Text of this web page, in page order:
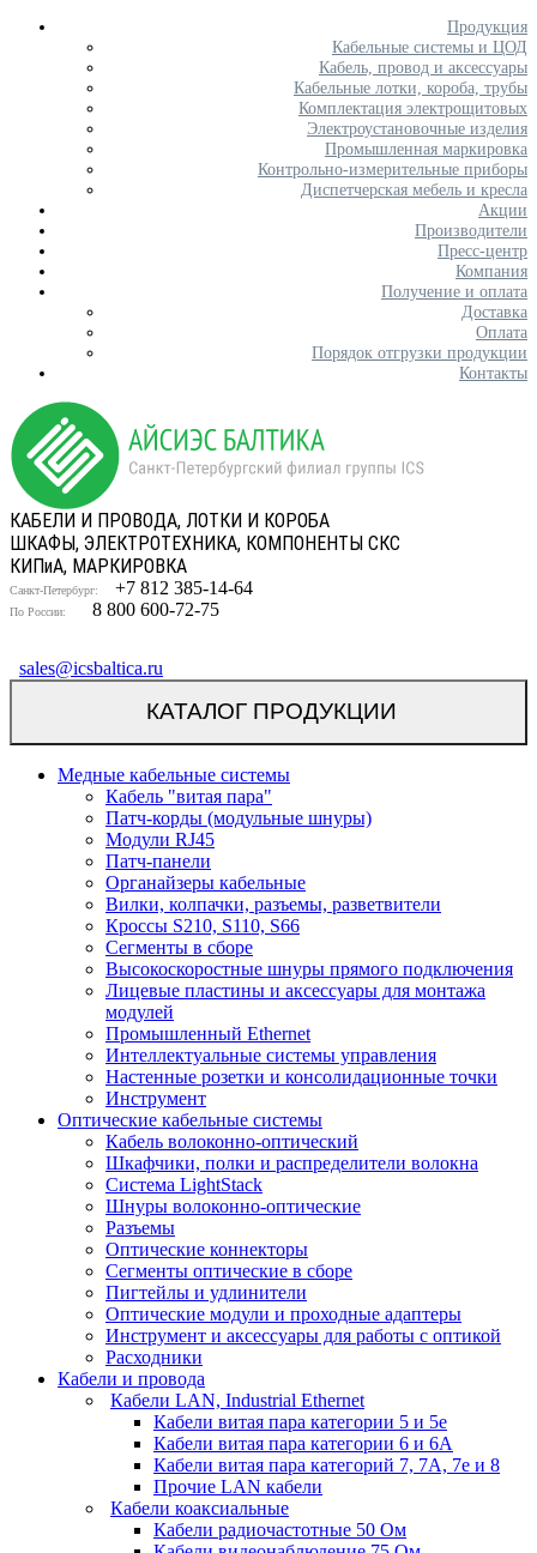
Продукция
Кабельные системы и ЦОД
Кабель, провод и аксессуары
Кабельные лотки, короба, трубы
Комплектация электрощитовых
Электроустановочные изделия
Промышленная маркировка
Контрольно-измерительные приборы
Диспетчерская мебель и кресла
Акции
Производители
Пресс-центр
Компания
Получение и оплата
Доставка
Оплата
Порядок отгрузки продукции
Контакты
КАБЕЛИ И ПРОВОДА, ЛОТКИ И КОРОБА
ШКАФЫ, ЭЛЕКТРОТЕХНИКА, КОМПОНЕНТЫ СКС
КИПиА, МАРКИРОВКА
Санкт-Петербург: +7 812 385-14-64
По России: 8 800 600-72-75
sales@icsbaltica.ru
КАТАЛОГ ПРОДУКЦИИ
Медные кабельные системы
Кабель "витая пара"
Патч-корды (модульные шнуры)
Модули RJ45
Патч-панели
Органайзеры кабельные
Вилки, колпачки, разъемы, разветвители
Кроссы S210, S110, S66
Сегменты в сборе
Высокоскоростные шнуры прямого подключения
Лицевые пластины и аксессуары для монтажа
модулей
Промышленный Ethernet
Интеллектуальные системы управления
Настенные розетки и консолидационные точки
Инструмент
Оптические кабельные системы
Кабель волоконно-оптический
Шкафчики, полки и распределители волокна
Система LightStack
Шнуры волоконно-оптические
Разъемы
Оптические коннекторы
Сегменты оптические в сборе
Пигтейлы и удлинители
Оптические модули и проходные адаптеры
Инструмент и аксессуары для работы с оптикой
Расходники
Кабели и провода
Кабели LAN, Industrial Ethernet
Кабели витая пара категории 5 и 5е
Кабели витая пара категории 6 и 6A
Кабели витая пара категорий 7, 7А, 7е и 8
Прочие LAN кабели
Кабели коаксиальные
Кабели радиочастотные 50 Ом